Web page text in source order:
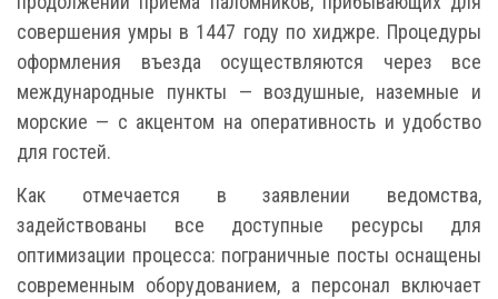
совершения умры в 1447 году по хиджре. Процедуры
оформления въезда осуществляются через все
международные пункты — воздушные, наземные и
морские — с акцентом на оперативность и удобство
для гостей.
Как отмечается в заявлении ведомства,
задействованы все доступные ресурсы для
оптимизации процесса: пограничные посты оснащены
современным оборудованием, а персонал включает